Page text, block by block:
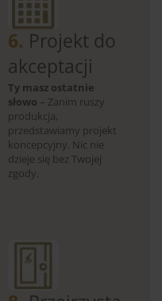
6. Projekt do
akceptacji
Ty masz ostatnie
słowo – Zanim ruszy
produkcja,
przedstawiamy projekt
koncepcyjny. Nic nie
dzieje się bez Twojej
zgody.